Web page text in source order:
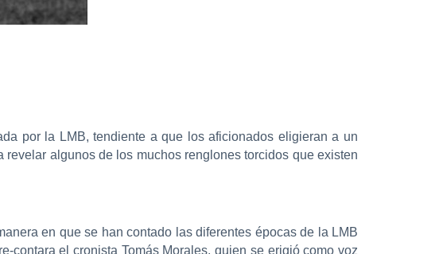
por la LMB, tendiente a que los aficionados eligieran a un
algunos de los muchos renglones torcidos que existen
en que se han contado las diferentes épocas de la LMB
contara el cronista Tomás Morales, quien se erigió como voz